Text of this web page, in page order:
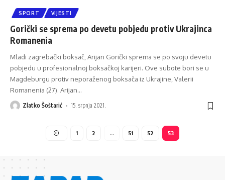
SPORT VIJESTI
Gorički se sprema po devetu pobjedu protiv Ukrajinca
Romanenia
Mladi zagrebački boksač, Arijan Gorički sprema se po svoju devetu
pobjedu u profesionalnoj boksačkoj karijeri. Ove subote bori se u
Magdeburgu protiv neporaženog boksača iz Ukrajine, Valerii
Romanenia (27). Arijan…
Zlatko Šoštarić 15. srpnja 2021.
1 2 … 51 52 53